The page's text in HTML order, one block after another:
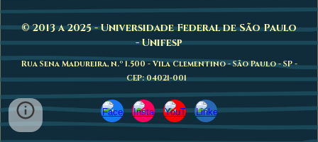
© 2013 a 2025 - Universidade Federal de São Paulo
- Unifesp
Rua Sena Madureira, n.º 1.500 - Vila Clementino - São Paulo - SP -
CEP: 04021-001